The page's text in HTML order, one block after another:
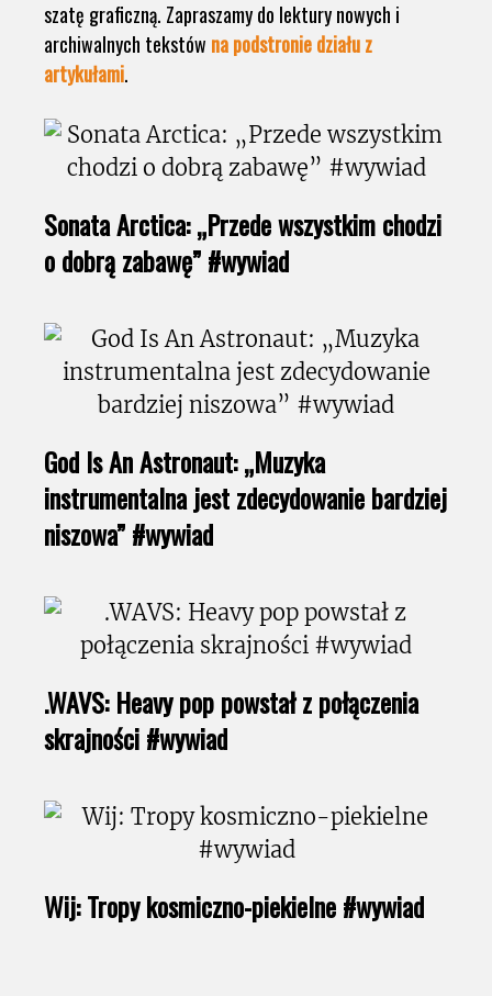
szatę graficzną. Zapraszamy do lektury nowych i
archiwalnych tekstów na podstronie działu z
artykułami.
Sonata Arctica: „Przede wszystkim chodzi
o dobrą zabawę” #wywiad
God Is An Astronaut: „Muzyka
instrumentalna jest zdecydowanie bardziej
niszowa” #wywiad
.WAVS: Heavy pop powstał z połączenia
skrajności #wywiad
Wij: Tropy kosmiczno-piekielne #wywiad